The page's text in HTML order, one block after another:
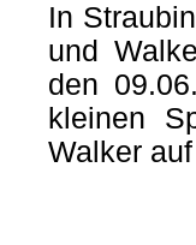
In
und
den
kleinen
Walker